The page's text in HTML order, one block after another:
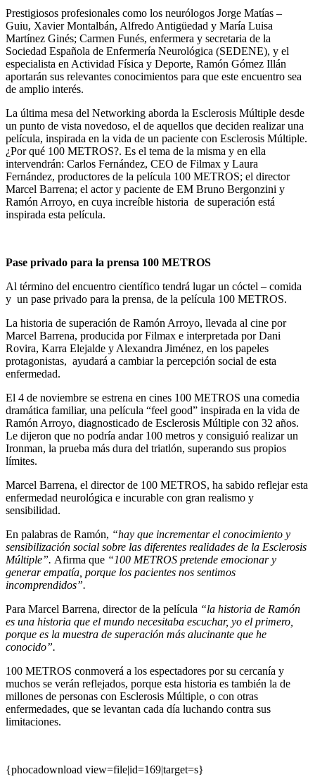
Prestigiosos profesionales como los neurólogos Jorge Matías –
Guiu, Xavier Montalbán, Alfredo Antigüedad y María Luisa
Martínez Ginés; Carmen Funés, enfermera y secretaria de la
Sociedad Española de Enfermería Neurológica (SEDENE), y el
especialista en Actividad Física y Deporte, Ramón Gómez Illán
aportarán sus relevantes conocimientos para que este encuentro sea
de amplio interés.
La última mesa del Networking aborda la Esclerosis Múltiple desde
un punto de vista novedoso, el de aquellos que deciden realizar una
película, inspirada en la vida de un paciente con Esclerosis Múltiple.
¿Por qué 100 METROS?. Es el tema de la misma y en ella
intervendrán: Carlos Fernández, CEO de Filmax y Laura
Fernández, productores de la película 100 METROS; el director
Marcel Barrena; el actor y paciente de EM Bruno Bergonzini y
Ramón Arroyo, en cuya increíble historia de superación está
inspirada esta película.
Pase privado para la prensa 100 METROS
Al término del encuentro científico tendrá lugar un cóctel – comida
y un pase privado para la prensa, de la película 100 METROS.
La historia de superación de Ramón Arroyo, llevada al cine por
Marcel Barrena, producida por Filmax e interpretada por Dani
Rovira, Karra Elejalde y Alexandra Jiménez, en los papeles
protagonistas, ayudará a cambiar la percepción social de esta
enfermedad.
El 4 de noviembre se estrena en cines 100 METROS una comedia
dramática familiar, una película “feel good” inspirada en la vida de
Ramón Arroyo, diagnosticado de Esclerosis Múltiple con 32 años.
Le dijeron que no podría andar 100 metros y consiguió realizar un
Ironman, la prueba más dura del triatlón, superando sus propios
límites.
Marcel Barrena, el director de 100 METROS, ha sabido reflejar esta
enfermedad neurológica e incurable con gran realismo y
sensibilidad.
En palabras de Ramón, “hay que incrementar el conocimiento y
sensibilización social sobre las diferentes realidades de la Esclerosis
Múltiple”. Afirma que “100 METROS pretende emocionar y
generar empatía, porque los pacientes nos sentimos
incomprendidos”.
Para Marcel Barrena, director de la película “la historia de Ramón
es una historia que el mundo necesitaba escuchar, yo el primero,
porque es la muestra de superación más alucinante que he
conocido”.
100 METROS conmoverá a los espectadores por su cercanía y
muchos se verán reflejados, porque esta historia es también la de
millones de personas con Esclerosis Múltiple, o con otras
enfermedades, que se levantan cada día luchando contra sus
limitaciones.
{phocadownload view=file|id=169|target=s}